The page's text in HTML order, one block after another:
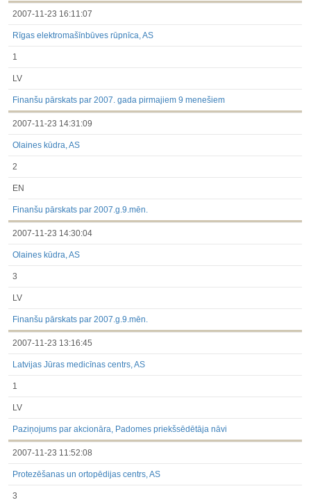
2007-11-23 16:11:07
Rīgas elektromašīnbūves rūpnīca, AS
1
LV
Finanšu pārskats par 2007. gada pirmajiem 9 menešiem
2007-11-23 14:31:09
Olaines kūdra, AS
2
EN
Finanšu pārskats par 2007.g.9.mēn.
2007-11-23 14:30:04
Olaines kūdra, AS
3
LV
Finanšu pārskats par 2007.g.9.mēn.
2007-11-23 13:16:45
Latvijas Jūras medicīnas centrs, AS
1
LV
Paziņojums par akcionāra, Padomes priekšsēdētāja nāvi
2007-11-23 11:52:08
Protezēšanas un ortopēdijas centrs, AS
3